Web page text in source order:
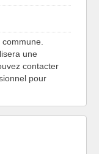
une
contacter
pour